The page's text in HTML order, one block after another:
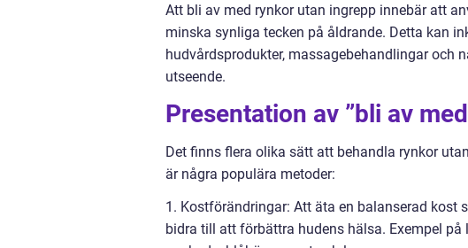
Att bli av med rynkor utan ingrepp innebär att
minska synliga tecken på åldrande. Detta kan
hudvårdsprodukter, massagebehandlingar och
utseende.
Presentation av ”bli av
Det finns flera olika sätt att behandla rynkor
är några populära metoder:
1. Kostförändringar: Att äta en balanserad kost
bidra till att förbättra hudens hälsa. Exempel